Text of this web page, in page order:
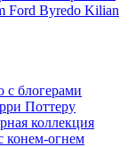
Ford Byredo Kilian
с блогерами
Поттеру
коллекция
конем-огнем